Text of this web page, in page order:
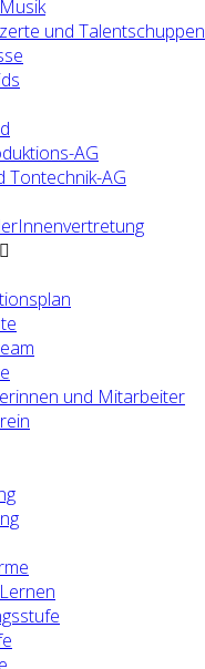
und Talentschuppen
AG
Tontechnik-AG
und Mitarbeiter